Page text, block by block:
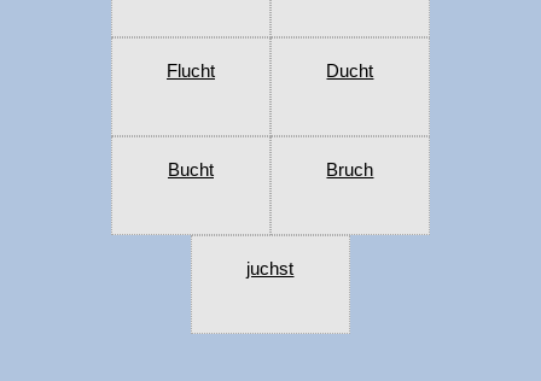
Flucht Ducht
Bucht Bruch
juchst